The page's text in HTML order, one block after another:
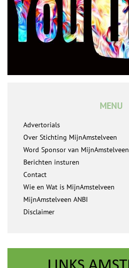
MENU
Advertorials
Over Stichting MijnAmstelveen
Word Sponsor van MijnAmstelveen
Berichten insturen
Contact
Wie en Wat is MijnAmstelveen
MijnAmstelveen ANBI
Disclaimer